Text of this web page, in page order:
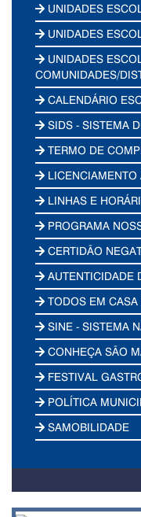
UNIDADES
UNIDADES
UNIDADES
COMUNIDADES/
CALENDÁRIO
SIDS - SISTEMA
TERMO DE
LINHAS E
PROGRAMA
CERTIDÃO
AUTENTICIDADE
TODOS EM
SINE - SISTEMA
CONHEÇA SÃO
FESTIVAL
POLÍTICA
SAMOBILIDADE